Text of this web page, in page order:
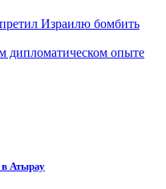
Израилю бомбить
дипломатическом опыте
в Атырау